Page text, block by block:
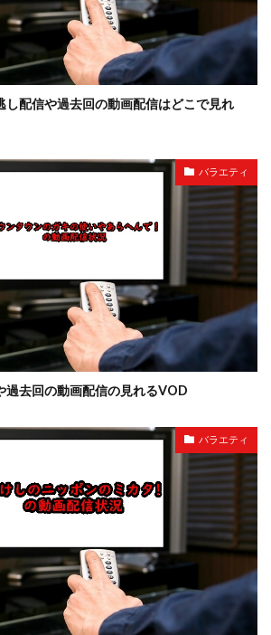
し配信や過去回の動画配信はどこで見れ
バラエティ
過去回の動画配信の見れるVOD
バラエティ